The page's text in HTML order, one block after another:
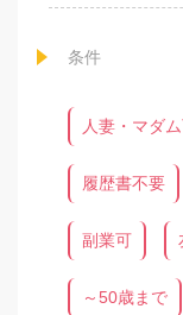
条件
人妻・マダ
履歴書不要
副業可
～50歳まで